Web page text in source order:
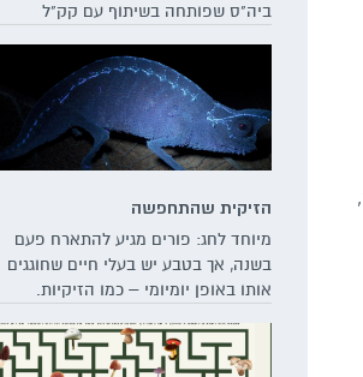
ביה"ס שפותחה בשיתוף עם קק"ל
הזיקית שהתחפשה
מיוחד לחג: פורים מגיע להתארח פעם
בשנה, אך בטבע יש בעלי חיים שחוגגים
אותו באופן יומיומי – כמו הזיקיות.
מוגבלת לחלקן החיצוני – ועצמותיהן
של רבות מהן זוהרות דרך עורן תחת אור